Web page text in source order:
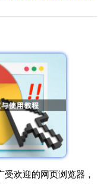
受欢迎的网页浏览器，